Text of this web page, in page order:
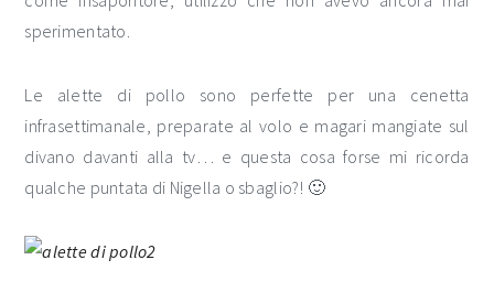
sperimentato.
Le alette di pollo sono perfette per una cenetta
infrasettimanale, preparate al volo e magari mangiate sul
divano davanti alla tv… e questa cosa forse mi ricorda
qualche puntata di Nigella o sbaglio?! 🙂